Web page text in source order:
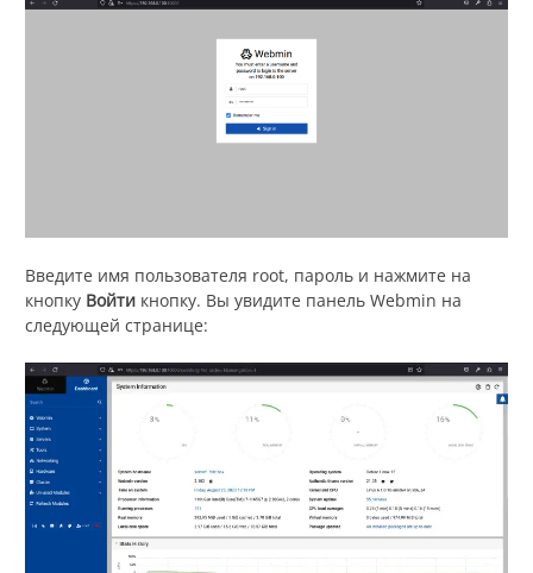
Введите имя пользователя root, пароль и нажмите на
кнопку Войти кнопку. Вы увидите панель Webmin на
следующей странице: